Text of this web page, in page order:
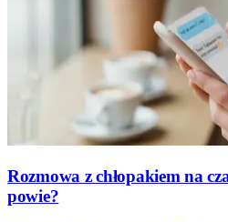
Rozmowa z chłopakiem na
powie?